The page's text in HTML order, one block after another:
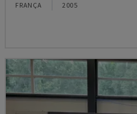
FRANÇA 2005